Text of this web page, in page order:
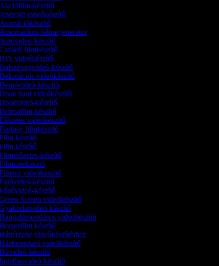
készítő
videókészítő
feliratgenerátor
készítő
filmkészítő
videókészítő
készítő
videókészítő
haul videókészítő
készítő
készítő
videókészítő
filmkészítő
készítő
készítő
készítő
videókészítő
készítő
készítő
Screen videókészítő
készítő
videókészítő
készítő
videókészítéshez
videókészítő
készítő
készítő